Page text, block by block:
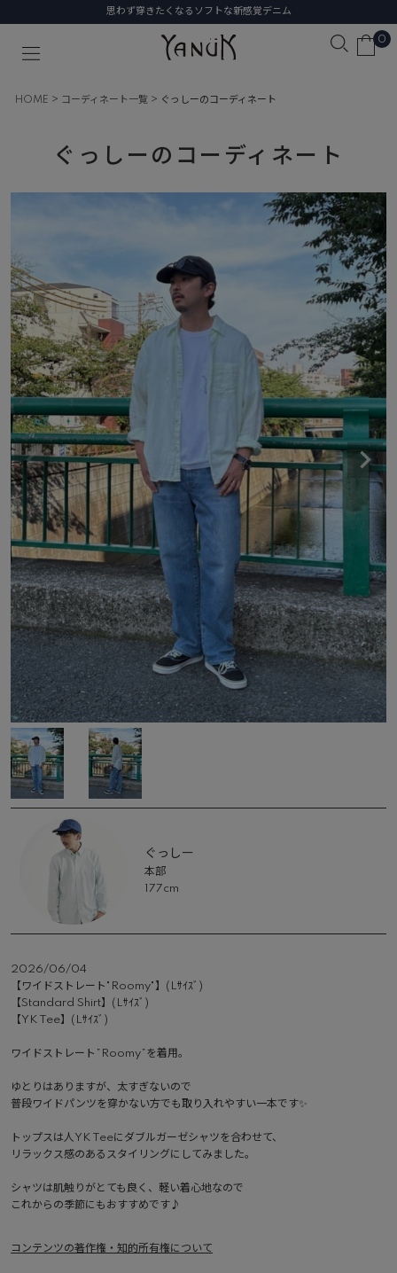
思わず穿きたくなるソフトな新感覚デニム
0
HOME コーディネート一覧 ぐっしーのコーディネート
ぐっしーのコーディネート
ぐっしー
本部
177cm
2026/06/04
【ワイドストレート"Roomy"】(Lｻｲｽﾞ)
【Standard Shirt】(Lｻｲｽﾞ)
【YK Tee】(Lｻｲｽﾞ)
ワイドストレート”Roomy”を着用。
ゆとりはありますが、太すぎないので
普段ワイドパンツを穿かない方でも取り入れやすい一本です✨
トップスは人YK Teeにダブルガーゼシャツを合わせて、
リラックス感のあるスタイリングにしてみました。
シャツは肌触りがとても良く、軽い着心地なので
これからの季節にもおすすめです♪
コンテンツの著作権・知的所有権について